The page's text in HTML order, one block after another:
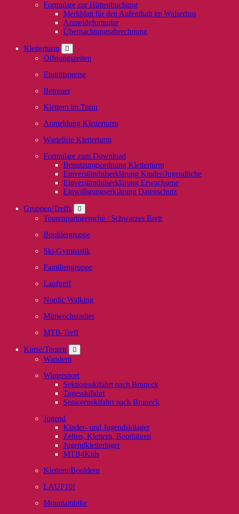
Formulare zur Hüttenbuchung
Merkblatt für den Aufenthalt im Walserhus
Anmeldeformular
Übernachtungsabrechnung
Kletterturm
Öffnungszeiten
Eintrittspreise
Betreuer
Klettern im Turm
Anmeldung Kletterturm
Warteliste Kletterturm
Formulare zum Download
Benutzungsordnung Kletterturm
Einverständniserklärung Kinder/Jugendliche
Einverständniserklärung Erwachsene
Einwilligungserklärung Datenschutz
Gruppen/Treffs
Tourenpartnersuche / Schwarzes Brett
Bouldergruppe
Ski-Gymnastik
Familiengruppe
Lauftreff
Nordic Walking
Mittwochsradler
MTB-Treff
Kurse/Touren
Wandern
Wintersport
Sektionsskifahrt nach Bruneck
Tagesskifahrt
Seniorenskifahrt nach Bruneck
Jugend
Kinder- und Jugendskilager
Zelten, Klettern, Bootfahren
Jugendkletterlager
MTB4Kids
Klettern/Bouldern
LAUF10!
Mountainbike